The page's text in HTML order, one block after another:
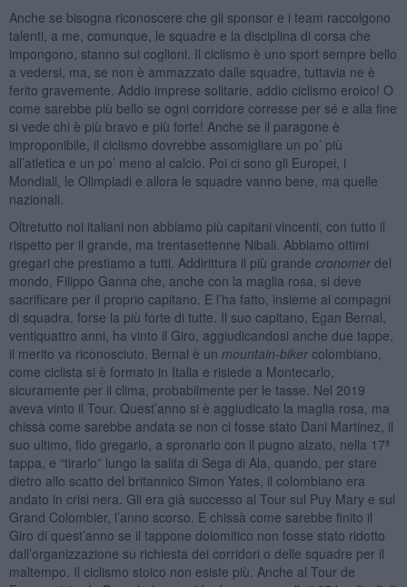
Anche se bisogna riconoscere che gli sponsor e i team raccolgono
talenti, a me, comunque, le squadre e la disciplina di corsa che
impongono, stanno sui coglioni. Il ciclismo è uno sport sempre bello
a vedersi, ma, se non è ammazzato dalle squadre, tuttavia ne è
ferito gravemente. Addio imprese solitarie, addio ciclismo eroico! O
come sarebbe più bello se ogni corridore corresse per sé e alla fine
si vede chi è più bravo e più forte! Anche se il paragone è
improponibile, il ciclismo dovrebbe assomigliare un po’ più
all’atletica e un po’ meno al calcio. Poi ci sono gli Europei, i
Mondiali, le Olimpiadi e allora le squadre vanno bene, ma quelle
nazionali.
Oltretutto noi italiani non abbiamo più capitani vincenti, con tutto il
rispetto per il grande, ma trentasettenne Nibali. Abbiamo ottimi
gregari che prestiamo a tutti. Addirittura il più grande cronomerdel
mondo, Filippo Ganna che, anche con la maglia rosa, si deve
sacrificare per il proprio capitano. E l’ha fatto, insieme ai compagni
di squadra, forse la più forte di tutte. Il suo capitano, Egan Bernal,
ventiquattro anni, ha vinto il Giro, aggiudicandosi anche due tappe,
il merito va riconosciuto. Bernal è un mountain-bikercolombiano,
come ciclista si è formato in Italia e risiede a Montecarlo,
sicuramente per il clima, probabilmente per le tasse. Nel 2019
aveva vinto il Tour. Quest’anno si è aggiudicato la maglia rosa, ma
chissà come sarebbe andata se non ci fosse stato Dani Martinez, il
suo ultimo, fido gregario, a spronarlo con il pugno alzato, nella 17ª
tappa, e “tirarlo” lungo la salita di Sega di Ala, quando, per stare
dietro allo scatto del britannico Simon Yates, il colombiano era
andato in crisi nera. Gli era già successo al Tour sul Puy Mary e sul
Grand Colombier, l’anno scorso. E chissà come sarebbe finito il
Giro di quest’anno se il tappone dolomitico non fosse stato ridotto
dall’organizzazione su richiesta dei corridori o delle squadre per il
maltempo. Il ciclismo stoico non esiste più. Anche al Tour de